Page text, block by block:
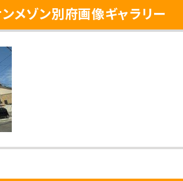
ンメゾン別府画像ギャラリー